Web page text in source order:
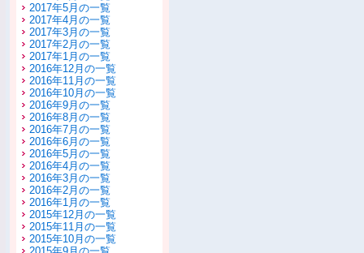
2017年5月の一覧
2017年4月の一覧
2017年3月の一覧
2017年2月の一覧
2017年1月の一覧
2016年12月の一覧
2016年11月の一覧
2016年10月の一覧
2016年9月の一覧
2016年8月の一覧
2016年7月の一覧
2016年6月の一覧
2016年5月の一覧
2016年4月の一覧
2016年3月の一覧
2016年2月の一覧
2016年1月の一覧
2015年12月の一覧
2015年11月の一覧
2015年10月の一覧